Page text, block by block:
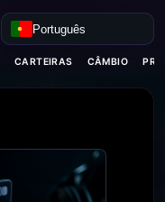
Português
CARTEIRAS CÂMBIO